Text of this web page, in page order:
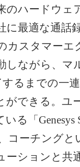
のハードウェ
に最適な通話
カスタマーエ
しながら、マ
るまでの一
ができる。ユ
る「Genesys
コーチング
ーションと共